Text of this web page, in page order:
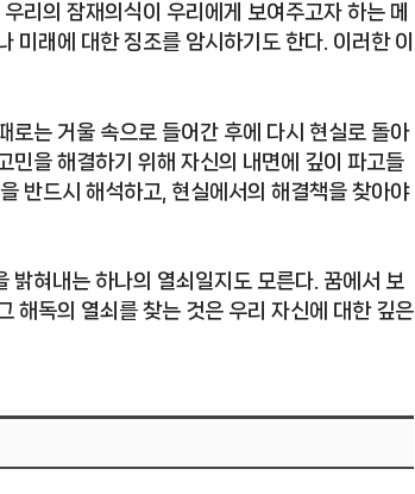
리의 잠재의식이 우리에게 보여주고자 하는 메
미래에 대한 징조를 암시하기도 한다. 이러한 이
로는 거울 속으로 들어간 후에 다시 현실로 돌아
민을 해결하기 위해 자신의 내면에 깊이 파고들
반드시 해석하고, 현실에서의 해결책을 찾아야
밝혀내는 하나의 열쇠일지도 모른다. 꿈에서 보
해독의 열쇠를 찾는 것은 우리 자신에 대한 깊은